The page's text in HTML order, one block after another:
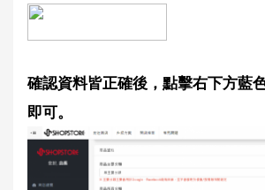
確認資料皆正確後，點擊右下方藍
即可。